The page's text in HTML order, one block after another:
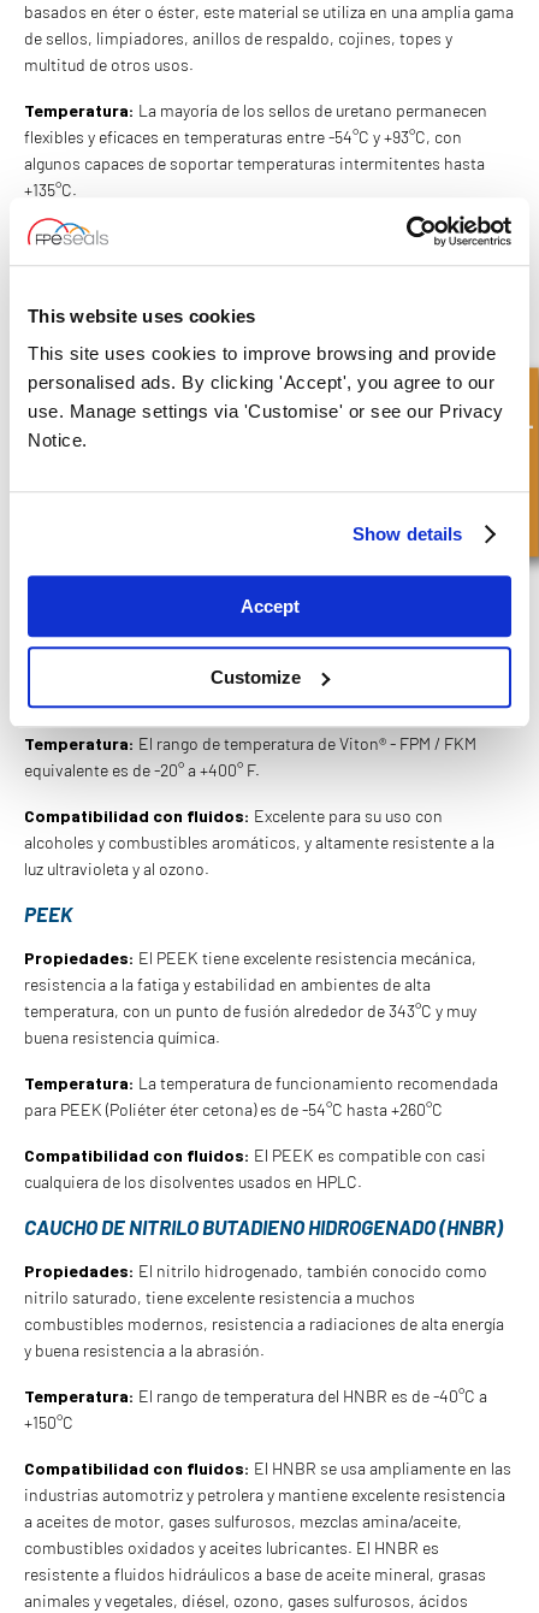
This website uses cookies
This site uses cookies to improve browsing and provide
personalised ads. By clicking 'Accept', you agree to our
use. Manage settings via 'Customise' or see our Privacy
Notice.
Show details
Accept
Customize
basados en éter o éster, este material se utiliza en una amplia gama
de sellos, limpiadores, anillos de respaldo, cojines, topes y
multitud de otros usos.
Temperatura: La mayoría de los sellos de uretano permanecen
flexibles y eficaces en temperaturas entre -54°C y +93°C, con
algunos capaces de soportar temperaturas intermitentes hasta
+135°C.
Compatibilidad con fluidos:
El poliuretano es compatible con
sistemas hidráulicos que utilizan fluidos a base de petróleo.
SILICONA (VMQ)
Propiedades:La silicona es un elastómero compuesto por silicio,
oxígeno, hidrógeno y carbono. Tiene alta resistencia al calor seco,
a la luz ultravioleta y al ozono. Este material no se recomienda para
situaciones dinámicas debido a su pobre resistencia a la abrasión
VITON® - FPM / FKM EQUIVALENTE A VITON®
Viton® (FPM / FKM equivalente) combina alta
resistencia a la temperatura con excelente resistencia química.
Este material no se recomienda para uso a bajas temperaturas ni
Temperatura: El rango de temperatura de Viton® - FPM / FKM
equivalente es de -20° a +400° F.
Compatibilidad con fluidos: Excelente para su uso con
alcoholes y combustibles aromáticos, y altamente resistente a la
luz ultravioleta y al ozono.
PEEK
Propiedades: El PEEK tiene excelente resistencia mecánica,
resistencia a la fatiga y estabilidad en ambientes de alta
temperatura, con un punto de fusión alrededor de 343°C y muy
buena resistencia química.
Temperatura: La temperatura de funcionamiento recomendada
para PEEK (Poliéter éter cetona) es de -54°C hasta +260°C
Compatibilidad con fluidos: El PEEK es compatible con casi
cualquiera de los disolventes usados en HPLC.
CAUCHO DE NITRILO BUTADIENO HIDROGENADO (HNBR)
Propiedades: El nitrilo hidrogenado, también conocido como
nitrilo saturado, tiene excelente resistencia a muchos
combustibles modernos, resistencia a radiaciones de alta energía
y buena resistencia a la abrasión.
Temperatura: El rango de temperatura del HNBR es de -40°C a
+150°C
Compatibilidad con fluidos: El HNBR se usa ampliamente en las
industrias automotriz y petrolera y mantiene excelente resistencia
a aceites de motor, gases sulfurosos, mezclas amina/aceite,
combustibles oxidados y aceites lubricantes. El HNBR es
resistente a fluidos hidráulicos a base de aceite mineral, grasas
animales y vegetales, diésel, ozono, gases sulfurosos, ácidos
Consulta rápida